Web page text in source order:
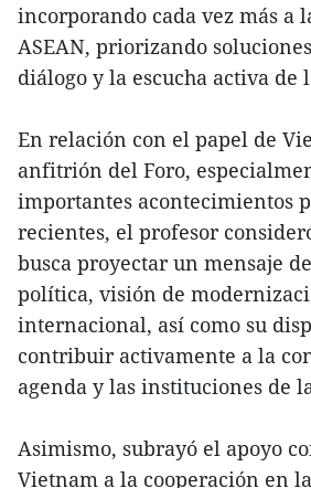
incorporando cada vez más a
ASEAN, priorizando
diálogo y la escucha activa de
En relación con el papel de
anfitrión del Foro,
importantes acontecimientos
recientes, el profesor
busca proyectar un mensaje
política, visión de
internacional, así como su
contribuir activamente a la
agenda y las instituciones de
Asimismo, subrayó el apoyo
Vietnam a la cooperación en